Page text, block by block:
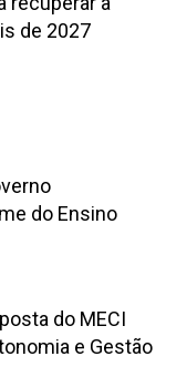
de 2027
do Ensino
do MECI
e Gestão